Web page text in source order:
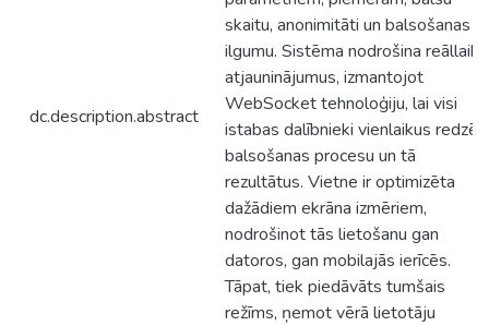
dc.description.abstract
skaitu, anonimitāti un balsošanas
ilgumu. Sistēma nodrošina reāllaika
atjauninājumus, izmantojot
WebSocket tehnoloģiju, lai visi
istabas dalībnieki vienlaikus
balsošanas procesu un tā
rezultātus. Vietne ir optimizēta
dažādiem ekrāna izmēriem,
nodrošinot tās lietošanu gan
datoros, gan mobilajās ierīcēs.
Tāpat, tiek piedāvāts tumšais
režīms, ņemot vērā lietotāju